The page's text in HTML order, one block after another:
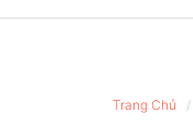
Trang Chủ